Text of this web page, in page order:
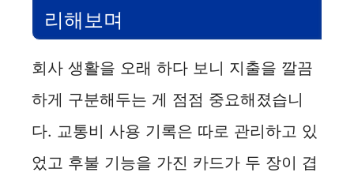
리해보며
회사 생활을 오래 하다 보니 지출을 깔끔
하게 구분해두는 게 점점 중요해졌습니
다. 교통비 사용 기록은 따로 관리하고 있
었고 후불 기능을 가진 카드가 두 장이 겹